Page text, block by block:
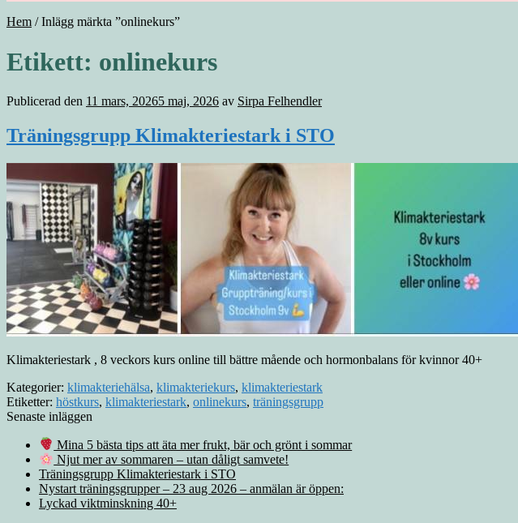
Hem /Inlägg märkta ”onlinekurs”
Etikett: onlinekurs
Publicerad den 11 mars, 20265 maj, 2026 av Sirpa Felhendler
Träningsgrupp Klimakteriestark i STO
Klimakteriestark , 8 veckors kurs online till bättre mående och hormonbalans för kvinnor 40+
Kategorier: klimakteriehälsa, klimakteriekurs, klimakteriestark
Etiketter: höstkurs, klimakteriestark, onlinekurs, träningsgrupp
Senaste inläggen
Mina 5 bästa tips att äta mer frukt, bär och grönt i sommar
Njut mer av sommaren – utan dåligt samvete!
Träningsgrupp Klimakteriestark i STO
Nystart träningsgrupper – 23 aug 2026 – anmälan är öppen:
Lyckad viktminskning 40+